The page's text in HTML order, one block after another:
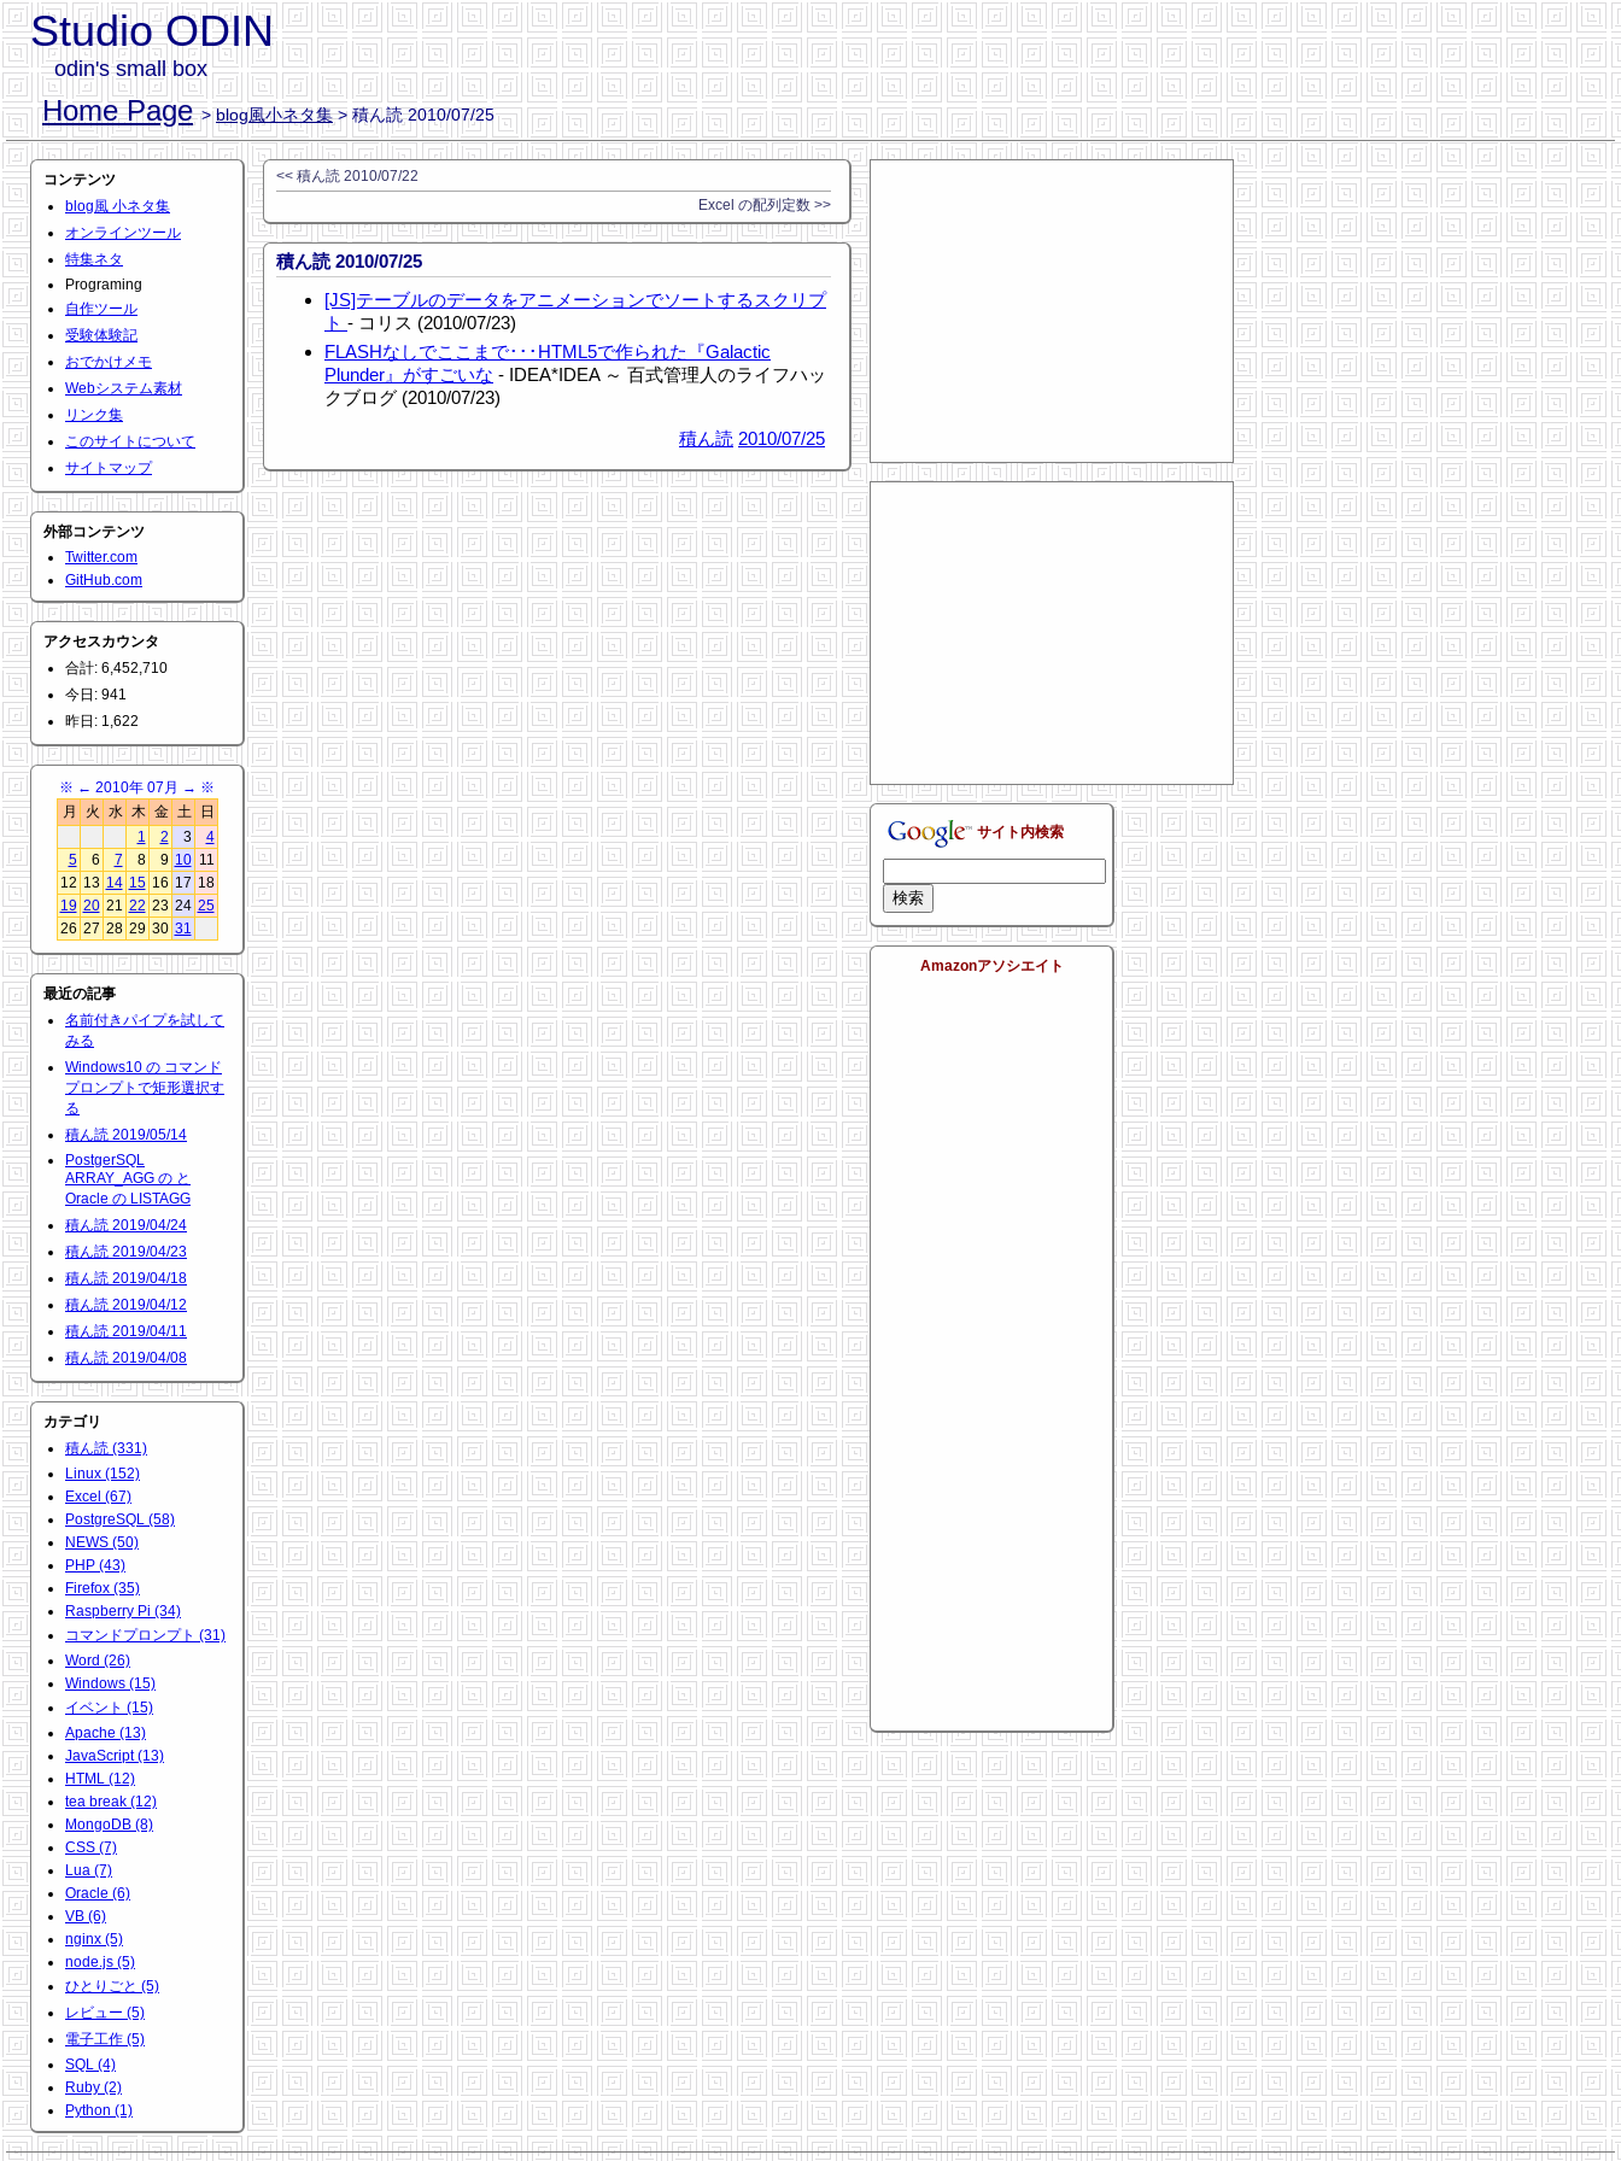
Studio ODIN
odin's small box
Home Page >blog風小ネタ集> 積ん読 2010/07/25
コンテンツ
blog風 小ネタ集
オンラインツール
特集ネタ
Programing
自作ツール
受験体験記
おでかけメモ
Webシステム素材
リンク集
このサイトについて
サイトマップ
外部コンテンツ
Twitter.com
GitHub.com
アクセスカウンタ
合計: 6,452,710
今日: 941
昨日: 1,622
※ ← 2010年 07月 → ※
月
火 水 木 金 土
日
1
2 3
4
5
6 7 8 9 10 11
12 13 14 15 16 17 18
19 20 21 22 23 24 25
26 27 28 29 30 31
最近の記事
名前付きパイプを試して
みる
Windows10 の コマンド
プロンプトで矩形選択す
る
積ん読 2019/05/14
PostgerSQL
ARRAY_AGG の と
Oracle の LISTAGG
積ん読 2019/04/24
積ん読 2019/04/23
積ん読 2019/04/18
積ん読 2019/04/12
積ん読 2019/04/11
積ん読 2019/04/08
カテゴリ
積ん読 (331)
Linux (152)
Excel (67)
PostgreSQL (58)
NEWS (50)
PHP (43)
Firefox (35)
Raspberry Pi (34)
コマンドプロンプト (31)
Word (26)
Windows (15)
イベント (15)
Apache (13)
JavaScript (13)
HTML (12)
tea break (12)
MongoDB (8)
CSS (7)
Lua (7)
Oracle (6)
VB (6)
nginx (5)
node.js (5)
ひとりごと (5)
レビュー (5)
電子工作 (5)
SQL (4)
Ruby (2)
Python (1)
<< 積ん読 2010/07/22
Excel の配列定数 >>
積ん読 2010/07/25
[JS]テーブルのデータをアニメーションでソートするスクリプ
ト - コリス (2010/07/23)
FLASHなしでここまで･･･HTML5で作られた『Galactic
Plunder』がすごいな - IDEA*IDEA ～ 百式管理人のライフハッ
クブログ (2010/07/23)
積ん読 2010/07/25
サイト内検索
Amazonアソシエイト